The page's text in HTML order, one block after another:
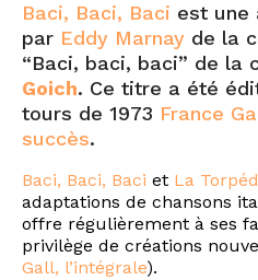
Baci, Baci, Baci est une
par Eddy Marnay de la
“Baci, baci, baci” de la
Goich. Ce titre a été
tours de 1973 France
succès.
Baci, Baci, Baci et La
adaptations de chansons
offre régulièrement à ses
privilège de créations
Gall, l’intégrale).